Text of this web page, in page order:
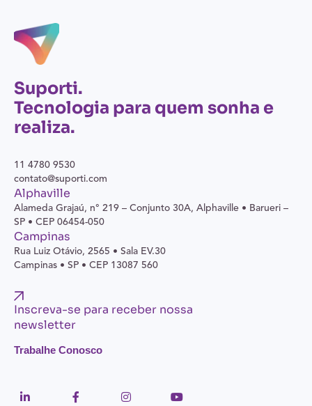
Suporti.
Tecnologia para quem sonha e
realiza.
11 4780 9530
contato@suporti.com
Alphaville
Alameda Grajaú, n° 219 – Conjunto 30A, Alphaville • Barueri –
SP • CEP 06454-050
Campinas
Rua Luiz Otávio, 2565 • Sala EV.30
Campinas • SP • CEP 13087 560
Inscreva-se para receber nossa
newsletter
Trabalhe Conosco